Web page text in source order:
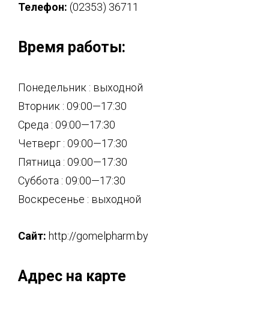
Телефон: (02353) 36711
Время работы:
Понедельник : выходной
Вторник : 09:00—17:30
Среда : 09:00—17:30
Четверг : 09:00—17:30
Пятница : 09:00—17:30
Суббота : 09:00—17:30
Воскресенье : выходной
Сайт: http://gomelpharm.by
Адрес на карте